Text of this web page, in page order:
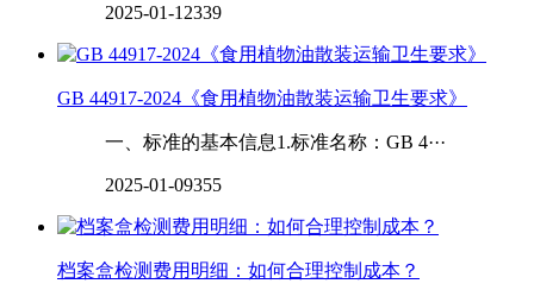
2025-01-12339
GB 44917-2024《食用植物油散装运输卫生要求》
一、标准的基本信息1.标准名称：GB 4···
2025-01-09355
档案盒检测费用明细：如何合理控制成本？